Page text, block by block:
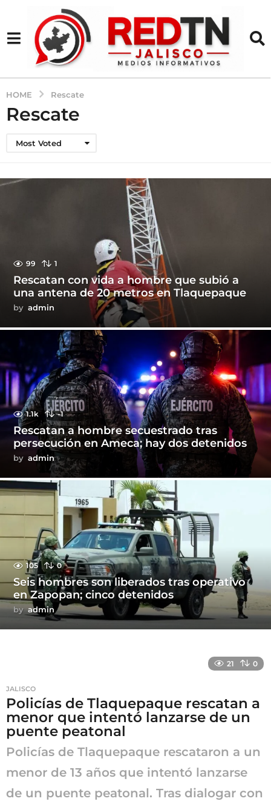
HOME Rescate
Rescate
Most Voted
99 1
Rescatan con vida a hombre que subió a
una antena de 20 metros en Tlaquepaque
by admin
1.1k -1
Rescatan a hombre secuestrado tras
persecución en Ameca; hay dos detenidos
by admin
105 0
Seis hombres son liberados tras operativo
en Zapopan; cinco detenidos
by admin
21 0
JALISCO
Policías de Tlaquepaque rescatan a
menor que intentó lanzarse de un
puente peatonal
Policías de Tlaquepaque rescataron a un
menor de 13 años que intentó lanzarse
de un puente peatonal. Tras dialogar con